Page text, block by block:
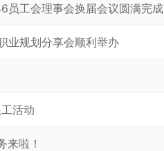
工会理事会换届会议圆满完成
业规划分享会顺利举办
活动
来啦！